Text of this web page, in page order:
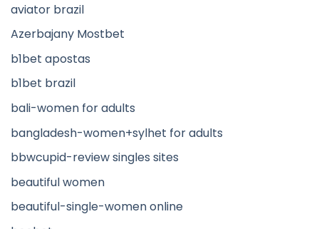
aviator brazil
Azerbajany Mostbet
b1bet apostas
b1bet brazil
bali-women for adults
bangladesh-women+sylhet for adults
bbwcupid-review singles sites
beautiful women
beautiful-single-women online